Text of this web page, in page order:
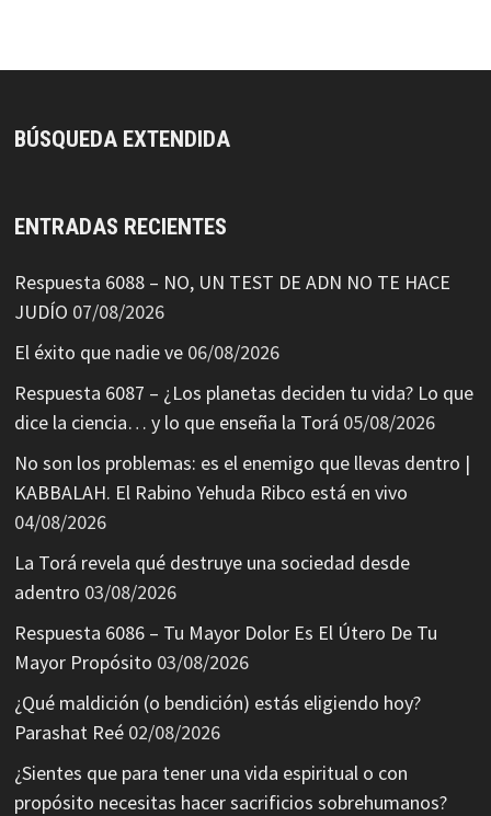
BÚSQUEDA EXTENDIDA
ENTRADAS RECIENTES
Respuesta 6088 – NO, UN TEST DE ADN NO TE HACE
JUDÍO 07/08/2026
El éxito que nadie ve 06/08/2026
Respuesta 6087 – ¿Los planetas deciden tu vida? Lo que
dice la ciencia… y lo que enseña la Torá 05/08/2026
No son los problemas: es el enemigo que llevas dentro |
KABBALAH. El Rabino Yehuda Ribco está en vivo
04/08/2026
La Torá revela qué destruye una sociedad desde
adentro 03/08/2026
Respuesta 6086 – Tu Mayor Dolor Es El Útero De Tu
Mayor Propósito 03/08/2026
¿Qué maldición (o bendición) estás eligiendo hoy?
Parashat Reé 02/08/2026
¿Sientes que para tener una vida espiritual o con
propósito necesitas hacer sacrificios sobrehumanos?